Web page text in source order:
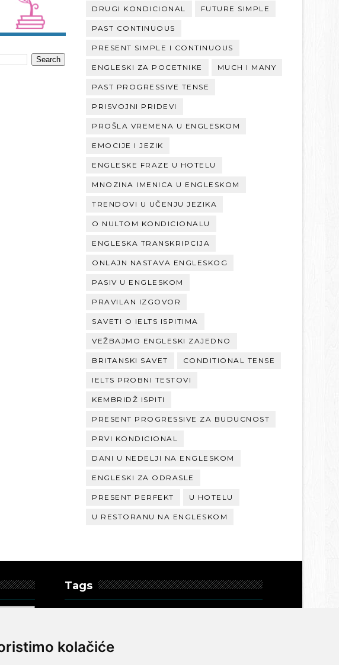
kolačiće
DRUGI KONDICIONAL FUTURE SIMPLE
PAST CONTINUOUS
PRESENT SIMPLE I CONTINUOUS
ENGLESKI ZA POCETNIKE MUCH I MANY
PAST PROGRESSIVE TENSE
PRISVOJNI PRIDEVI
PROŠLA VREMENA U ENGLESKOM
EMOCIJE I JEZIK
ENGLESKE FRAZE U HOTELU
MNOZINA IMENICA U ENGLESKOM
TRENDOVI U UČENJU JEZIKA
O NULTOM KONDICIONALU
ENGLESKA TRANSKRIPCIJA
ONLAJN NASTAVA ENGLESKOG
PASIV U ENGLESKOM
PRAVILAN IZGOVOR
SAVETI O IELTS ISPITIMA
VEŽBAJMO ENGLESKI ZAJEDNO
BRITANSKI SAVET CONDITIONAL TENSE
IELTS PROBNI TESTOVI
KEMBRIDŽ ISPITI
PRESENT PROGRESSIVE ZA BUDUCNOST
PRVI KONDICIONAL
DANI U NEDELJI NA ENGLESKOM
ENGLESKI ZA ODRASLE
PRESENT PERFEKT U HOTELU
U RESTORANU NA ENGLESKOM
Tags
engleskom?